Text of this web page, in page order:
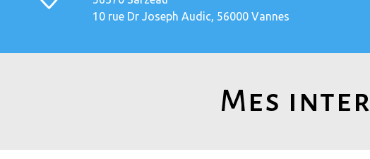
10 rue Dr Joseph Audic, 56000 Vannes
Mes